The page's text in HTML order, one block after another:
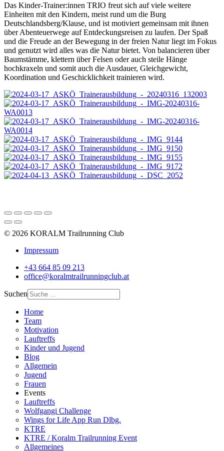
Das Kinder-Trainer:innen TRIO freut sich auf viele weitere
Einheiten mit den Kindern, meist rund um die Burg
Deutschlandsberg/Klause, und ist motiviert gemeinsam mit ihnen
über Abenteuerwege auf Entdeckungsreisen zu laufen. Der Spaß
und die Freude an der Bewegung in der freien Natur liegt im Fokus
und genutzt wird alles was die Natur bietet. Von balancieren über
Baumstämme, klettern über Felsen oder auch steile Hänge
hochkraxeln und somit auch die Ausdauer, Gleichgewicht,
Koordination und Geschicklichkeit trainieren wird.
© 2026 KORALM Trailrunning Club
Impressum
+43 664 85 09 213
office@koralmtrailrunningclub.at
Suchen
Home
Team
Motivation
Lauftreffs
Kinder und Jugend
Blog
Allgemein
Jugend
Frauen
Events
Lauftreffs
Wolfgangi Challenge
Wings for Life App Run Dlbg.
KTRE
KTRE / Koralm Trailrunning Event
Allgemeines